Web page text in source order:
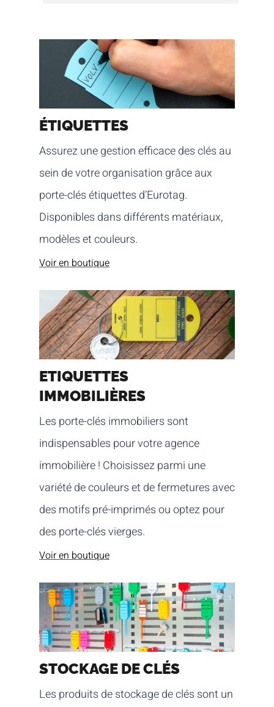
ÉTIQUETTES
Assurez une gestion efficace des clés au
sein de votre organisation grâce aux
porte-clés étiquettes d’Eurotag.
Disponibles dans différents matériaux,
modèles et couleurs.
Voir en boutique
ETIQUETTES
IMMOBILIÈRES
Les porte-clés immobiliers sont
indispensables pour votre agence
immobilière ! Choisissez parmi une
variété de couleurs et de fermetures avec
des motifs pré-imprimés ou optez pour
des porte-clés vierges.
Voir en boutique
STOCKAGE DE CLÉS
Les produits de stockage de clés sont un